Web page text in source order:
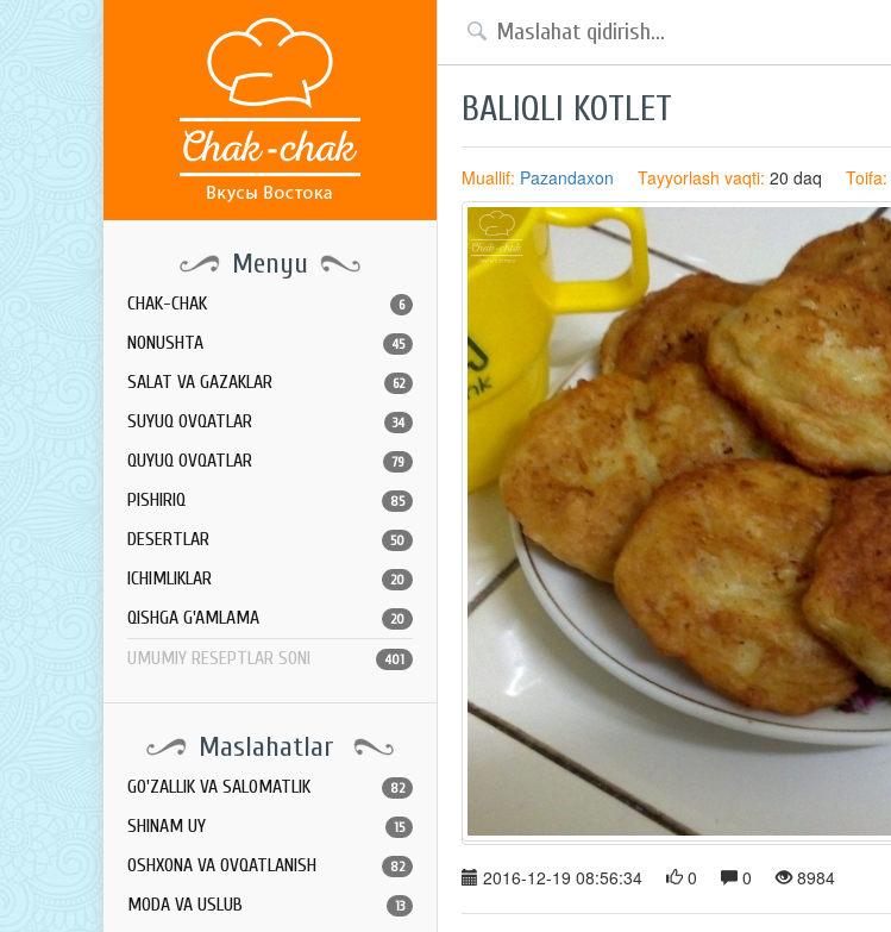
Menyu
CHAK-CHAK 6
NONUSHTA 45
SALAT VA GAZAKLAR 62
SUYUQ OVQATLAR 34
QUYUQ OVQATLAR 79
PISHIRIQ 85
DESERTLAR 50
ICHIMLIKLAR 20
QISHGA G'AMLAMA 20
UMUMIY RESEPTLAR SONI 401
Maslahatlar
GO'ZALLIK VA SALOMATLIK 82
SHINAM UY 15
OSHXONA VA OVQATLANISH 82
MODA VA USLUB 13
BALIQLI KOTLET
Muallif: Pazandaxon Tayyorlash vaqti: 20 daq Toifa:
2016-12-19 08:56:34 0 0 8984